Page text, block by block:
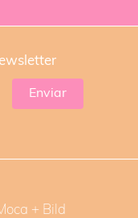
+ Bild